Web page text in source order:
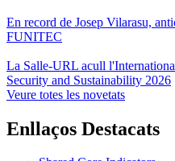
En record de Josep Vilarasu,
FUNITEC
La Salle-URL acull
Security and Sustainability 2026
Veure totes les novetats
Enllaços Destacats